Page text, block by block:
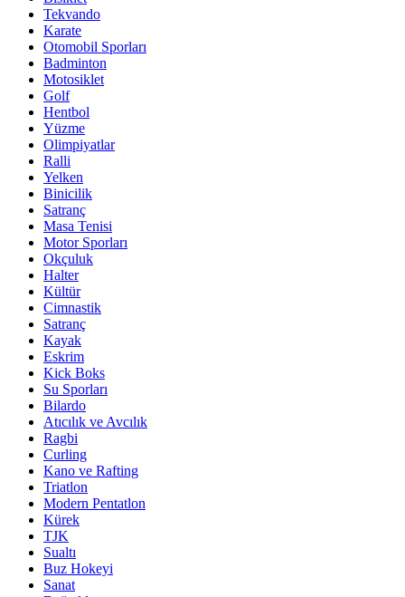
Tekvando
Karate
Otomobil Sporları
Badminton
Motosiklet
Golf
Hentbol
Yüzme
Olimpiyatlar
Ralli
Yelken
Binicilik
Satranç
Masa Tenisi
Motor Sporları
Okçuluk
Halter
Kültür
Cimnastik
Satranç
Kayak
Eskrim
Kick Boks
Su Sporları
Bilardo
Atıcılık ve Avcılık
Ragbi
Curling
Kano ve Rafting
Triatlon
Modern Pentatlon
Kürek
TJK
Sualtı
Buz Hokeyi
Sanat